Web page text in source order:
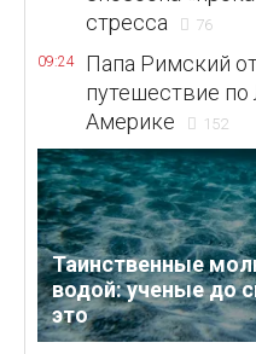
стресса
76
09:24
Папа Римский
путешествие по
Америке
152
Таинственные
водой: ученые до
это